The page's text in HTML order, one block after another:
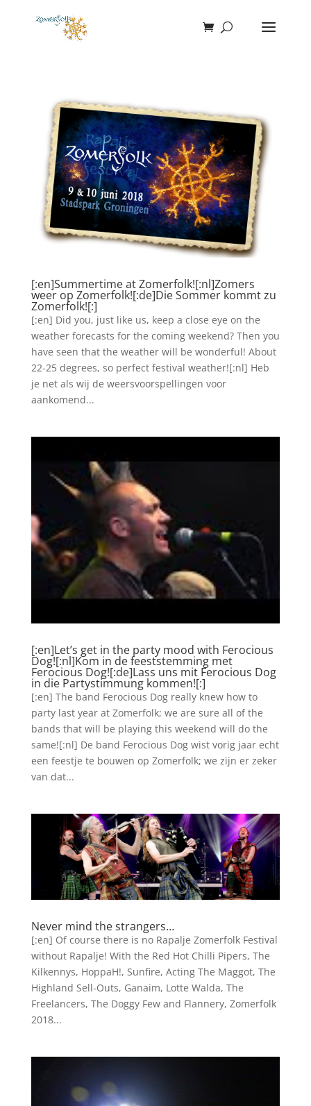
[:en]Summertime at Zomerfolk![:nl]Zomers
weer op Zomerfolk![:de]Die Sommer kommt zu
Zomerfolk![:]
[:en] Did you, just like us, keep a close eye on the
weather forecasts for the coming weekend? Then you
have seen that the weather will be wonderful! About
22-25 degrees, so perfect festival weather![:nl] Heb
je net als wij de weersvoorspellingen voor
aankomend...
[:en]Let’s get in the party mood with Ferocious
Dog![:nl]Kom in de feeststemming met
Ferocious Dog![:de]Lass uns mit Ferocious Dog
in die Partystimmung kommen![:]
[:en] The band Ferocious Dog really knew how to
party last year at Zomerfolk; we are sure all of the
bands that will be playing this weekend will do the
same![:nl] De band Ferocious Dog wist vorig jaar echt
een feestje te bouwen op Zomerfolk; we zijn er zeker
van dat...
Never mind the strangers…
[:en] Of course there is no Rapalje Zomerfolk Festival
without Rapalje! With the Red Hot Chilli Pipers, The
Kilkennys, HoppaH!, Sunfire, Acting The Maggot, The
Highland Sell-Outs, Ganaim, Lotte Walda, The
Freelancers, The Doggy Few and Flannery, Zomerfolk
2018...